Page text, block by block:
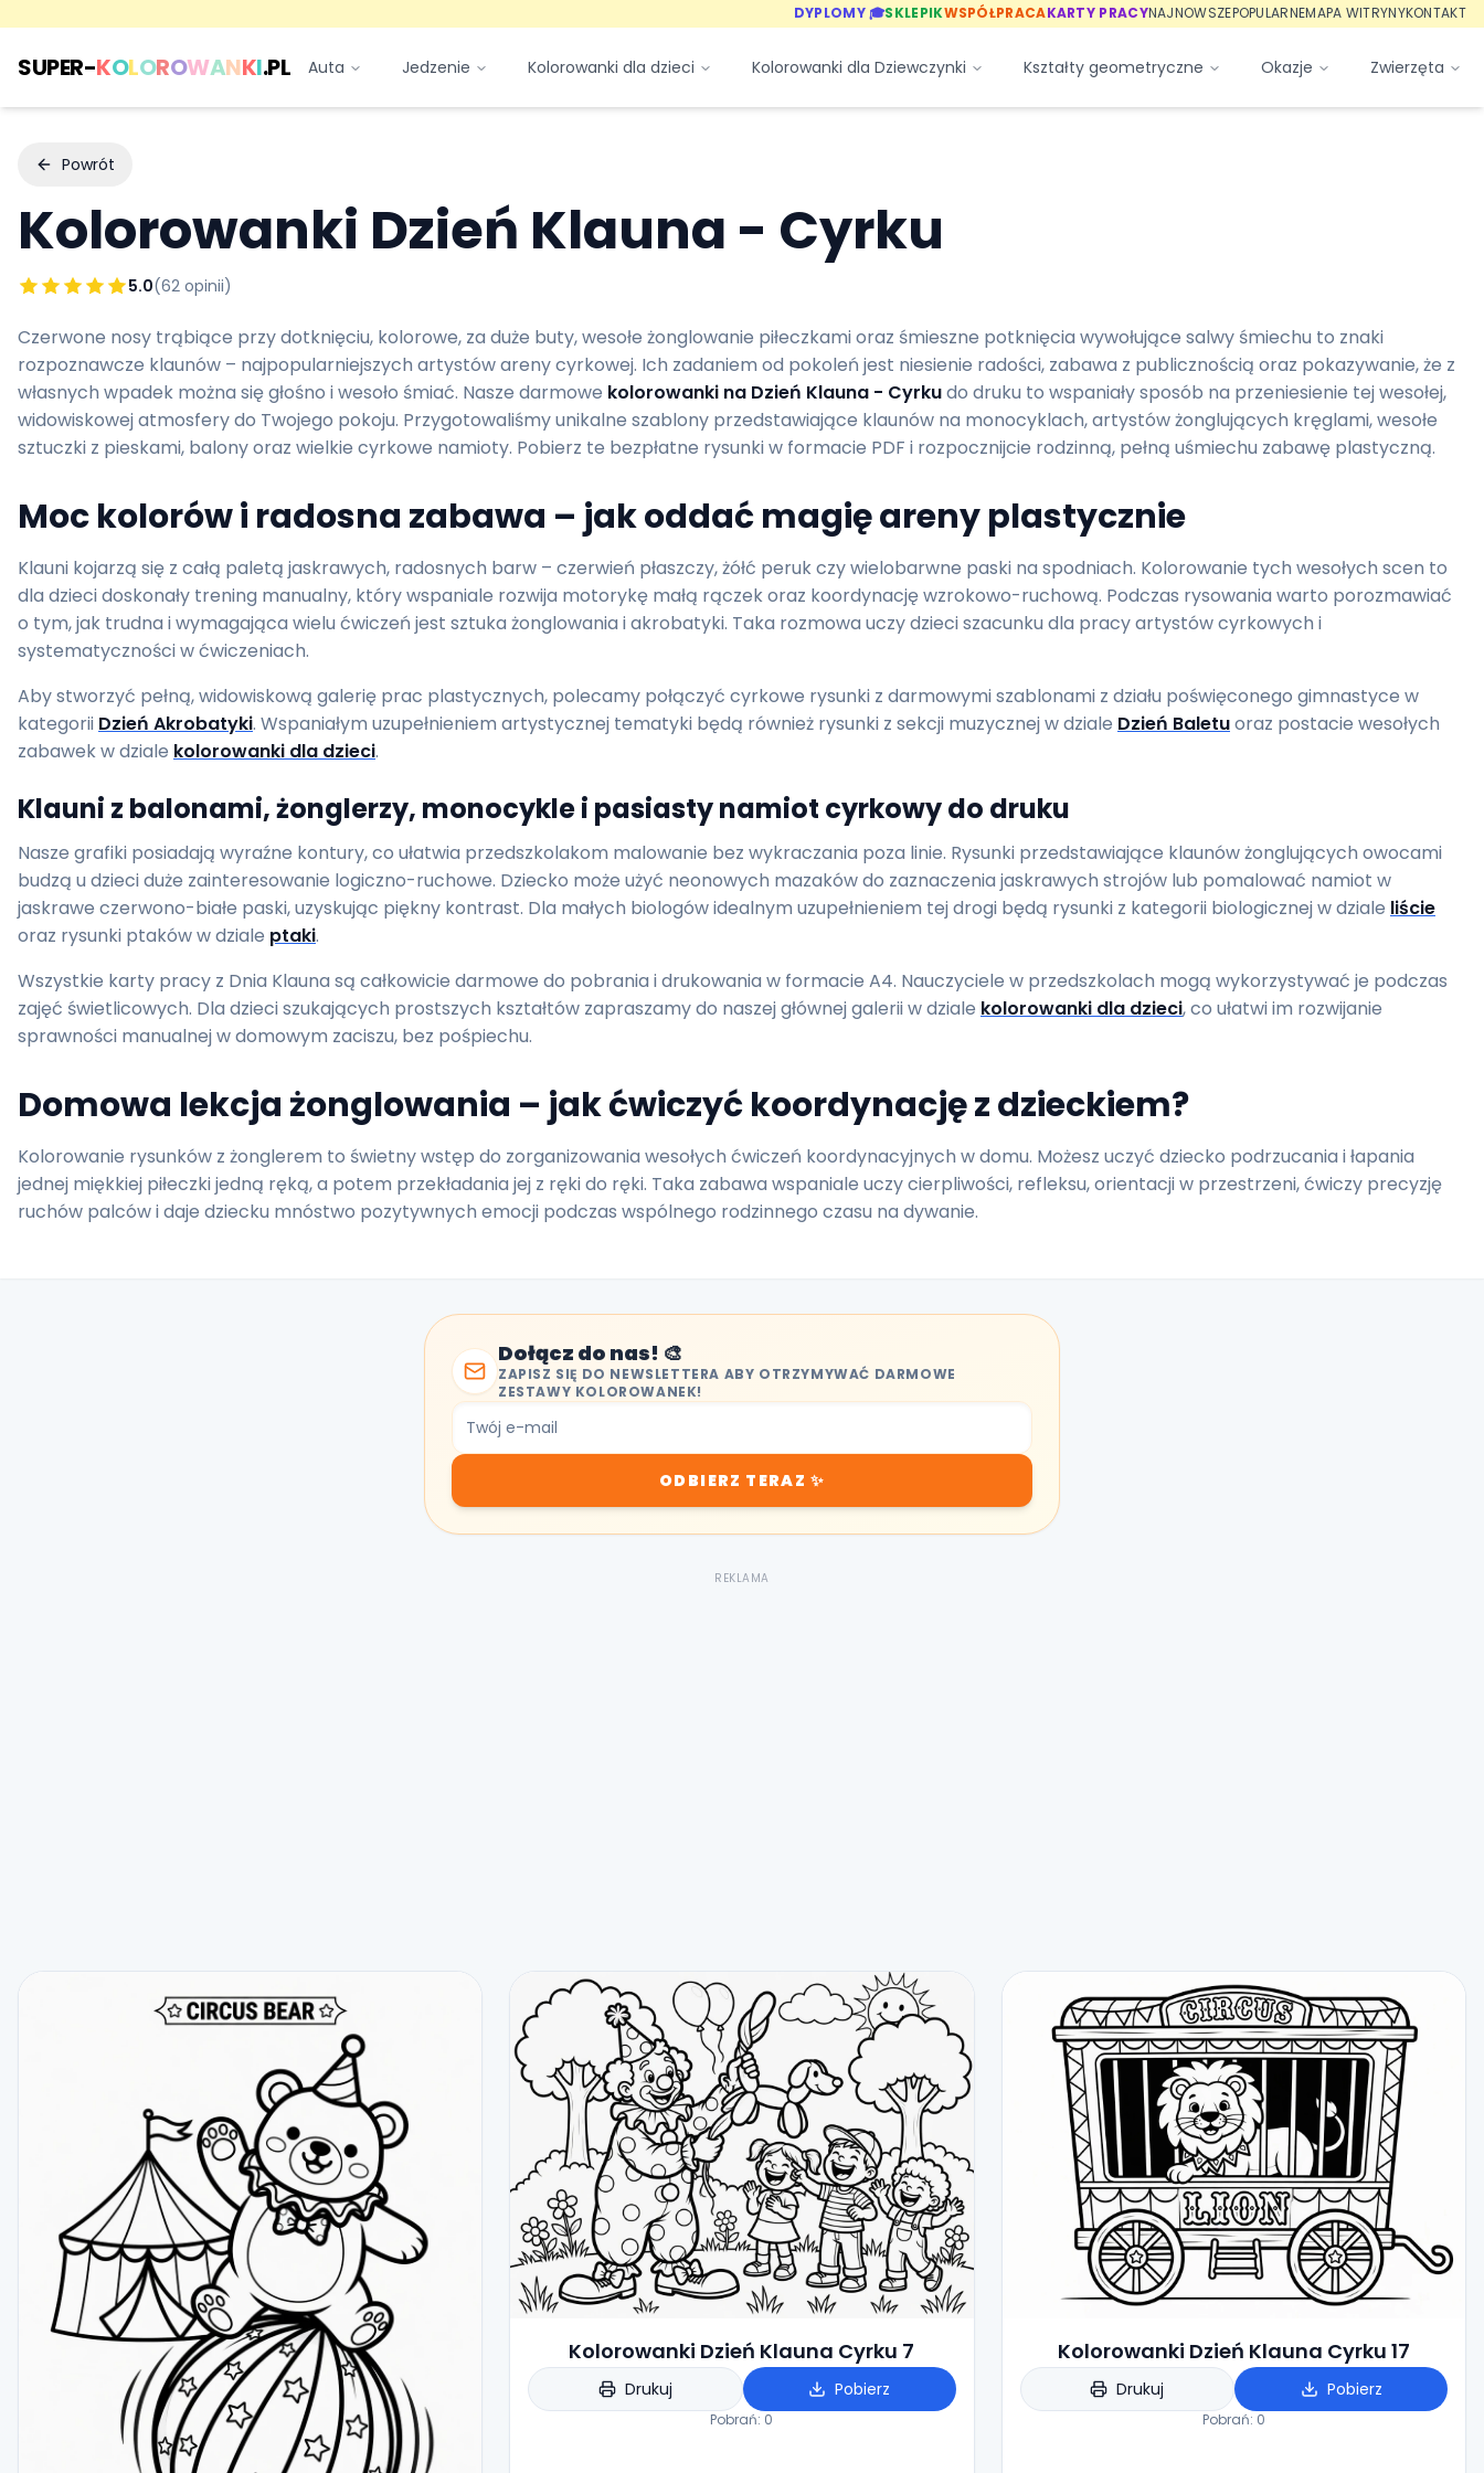
DYPLOMY 🎓SKLEPIKWSPÓŁPRACAKARTY PRACYNAJNOWSZEPOPULARNEMAPA WITRYNYKONTAKT
SUPER-KOLOROWANKI.PL Auta Jedzenie Kolorowanki dla dzieci Kolorowanki dla Dziewczynki Kształty geometryczne Okazje Zwierzęta
Powrót
Kolorowanki Dzień Klauna - Cyrku
5.0(62 opinii)
Czerwone nosy trąbiące przy dotknięciu, kolorowe, za duże buty, wesołe żonglowanie piłeczkami oraz śmieszne potknięcia wywołujące salwy śmiechu to znaki
rozpoznawcze klaunów – najpopularniejszych artystów areny cyrkowej. Ich zadaniem od pokoleń jest niesienie radości, zabawa z publicznością oraz pokazywanie, że z
własnych wpadek można się głośno i wesoło śmiać. Nasze darmowe kolorowanki na Dzień Klauna - Cyrkudo druku to wspaniały sposób na przeniesienie tej wesołej,
widowiskowej atmosfery do Twojego pokoju. Przygotowaliśmy unikalne szablony przedstawiające klaunów na monocyklach, artystów żonglujących kręglami, wesołe
sztuczki z pieskami, balony oraz wielkie cyrkowe namioty. Pobierz te bezpłatne rysunki w formacie PDF i rozpocznijcie rodzinną, pełną uśmiechu zabawę plastyczną.
Moc kolorów i radosna zabawa – jak oddać magię areny plastycznie
Klauni kojarzą się z całą paletą jaskrawych, radosnych barw – czerwień płaszczy, żółć peruk czy wielobarwne paski na spodniach. Kolorowanie tych wesołych scen to
dla dzieci doskonały trening manualny, który wspaniale rozwija motorykę małą rączek oraz koordynację wzrokowo-ruchową. Podczas rysowania warto porozmawiać
o tym, jak trudna i wymagająca wielu ćwiczeń jest sztuka żonglowania i akrobatyki. Taka rozmowa uczy dzieci szacunku dla pracy artystów cyrkowych i
systematyczności w ćwiczeniach.
Aby stworzyć pełną, widowiskową galerię prac plastycznych, polecamy połączyć cyrkowe rysunki z darmowymi szablonami z działu poświęconego gimnastyce w
kategorii Dzień Akrobatyki. Wspaniałym uzupełnieniem artystycznej tematyki będą również rysunki z sekcji muzycznej w dziale Dzień Baletuoraz postacie wesołych
zabawek w dziale kolorowanki dla dzieci.
Klauni z balonami, żonglerzy, monocykle i pasiasty namiot cyrkowy do druku
Nasze grafiki posiadają wyraźne kontury, co ułatwia przedszkolakom malowanie bez wykraczania poza linie. Rysunki przedstawiające klaunów żonglujących owocami
budzą u dzieci duże zainteresowanie logiczno-ruchowe. Dziecko może użyć neonowych mazaków do zaznaczenia jaskrawych strojów lub pomalować namiot w
jaskrawe czerwono-białe paski, uzyskując piękny kontrast. Dla małych biologów idealnym uzupełnieniem tej drogi będą rysunki z kategorii biologicznej w dziale liście
oraz rysunki ptaków w dziale ptaki.
Wszystkie karty pracy z Dnia Klauna są całkowicie darmowe do pobrania i drukowania w formacie A4. Nauczyciele w przedszkolach mogą wykorzystywać je podczas
zajęć świetlicowych. Dla dzieci szukających prostszych kształtów zapraszamy do naszej głównej galerii w dziale kolorowanki dla dzieci, co ułatwi im rozwijanie
sprawności manualnej w domowym zaciszu, bez pośpiechu.
Domowa lekcja żonglowania – jak ćwiczyć koordynację z dzieckiem?
Kolorowanie rysunków z żonglerem to świetny wstęp do zorganizowania wesołych ćwiczeń koordynacyjnych w domu. Możesz uczyć dziecko podrzucania i łapania
jednej miękkiej piłeczki jedną ręką, a potem przekładania jej z ręki do ręki. Taka zabawa wspaniale uczy cierpliwości, refleksu, orientacji w przestrzeni, ćwiczy precyzję
ruchów palców i daje dziecku mnóstwo pozytywnych emocji podczas wspólnego rodzinnego czasu na dywanie.
Dołącz do nas! 🎨
ZAPISZ SIĘ DO NEWSLETTERA ABY OTRZYMYWAĆ DARMOWE
ZESTAWY KOLOROWANEK!
ODBIERZ TERAZ ✨
REKLAMA
Kolorowanki Dzień Klauna Cyrku 7
Drukuj Pobierz
Pobrań: 0
Kolorowanki Dzień Klauna Cyrku 17
Drukuj Pobierz
Pobrań: 0